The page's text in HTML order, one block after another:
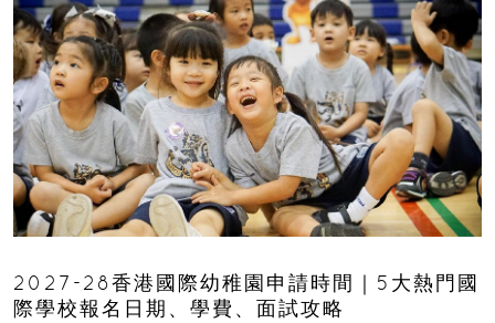
2027-28香港國際幼稚園申請時間｜5大熱門國
際學校報名日期、學費、面試攻略